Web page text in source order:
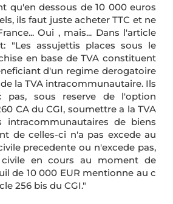
qu'en dessous de 10 000 euros
ils faut juste acheter TTC et ne
Oui , mais... Dans l'article
"Les assujettis places sous le
en base de TVA constituent
d'un regime derogatoire
la TVA intracommunautaire. Ils
pas, sous reserve de l'option
CA du CGI, soumettre a la TVA
intracommunautaires de biens
de celles-ci n'a pas excede au
precedente ou n'excede pas,
civile en cours au moment de
de 10 000 EUR mentionne au c
256 bis du CGI."